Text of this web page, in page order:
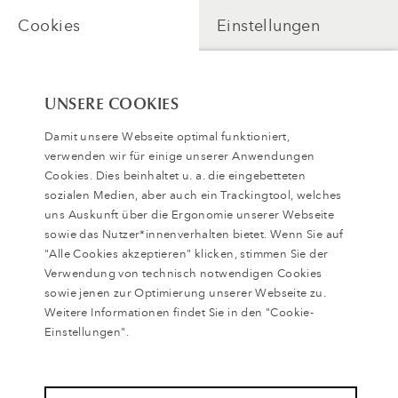
Zugang freischalten
Cookies Einstellungen
UNSERE COOKIES
Damit unsere Webseite optimal funktioniert,
verwenden wir für einige unserer Anwendungen
Cookies. Dies beinhaltet u. a. die eingebetteten
sozialen Medien, aber auch ein Trackingtool, welches
uns Auskunft über die Ergonomie unserer Webseite
sowie das Nutzer*innenverhalten bietet. Wenn Sie auf
"Alle Cookies akzeptieren" klicken, stimmen Sie der
Verwendung von technisch notwendigen Cookies
sowie jenen zur Optimierung unserer Webseite zu.
Weitere Informationen findet Sie in den "Cookie-
Einstellungen".